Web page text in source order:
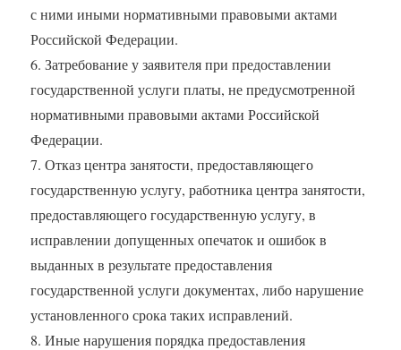
с ними иными нормативными правовыми актами
Российской Федерации.
6. Затребование у заявителя при предоставлении
государственной услуги платы, не предусмотренной
нормативными правовыми актами Российской
Федерации.
7. Отказ центра занятости, предоставляющего
государственную услугу, работника центра занятости,
предоставляющего государственную услугу, в
исправлении допущенных опечаток и ошибок в
выданных в результате предоставления
государственной услуги документах, либо нарушение
установленного срока таких исправлений.
8. Иные нарушения порядка предоставления